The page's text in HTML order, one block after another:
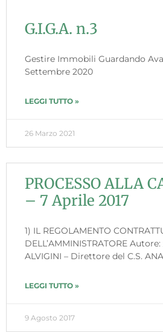
G.I.G.A. n.3
Gestire Immobili Guardando
Settembre 2020
LEGGI TUTTO »
26 Marzo 2021
PROCESSO ALLA
– 7 Aprile 2017
1) IL REGOLAMENTO
DELL’AMMINISTRATORE
ALVIGINI – Direttore del C.S.
LEGGI TUTTO »
9 Agosto 2017